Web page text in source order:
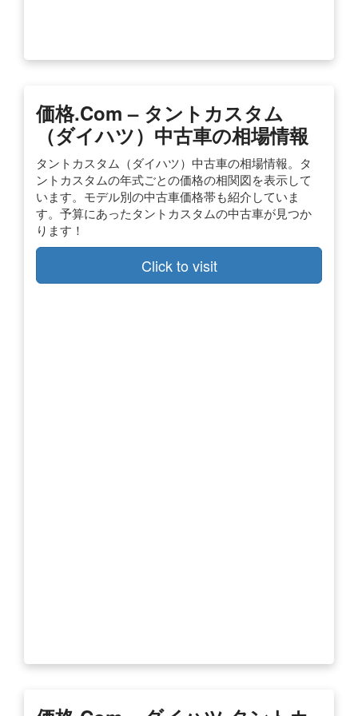
価格.com – タントカスタム
（ダイハツ）中古車の相場情報
タントカスタム（ダイハツ）中古車の相場情報。タ
ントカスタムの年式ごとの価格の相関図を表示して
います。モデル別の中古車価格帯も紹介していま
す。予算にあったタントカスタムの中古車が見つか
ります！
Click to visit